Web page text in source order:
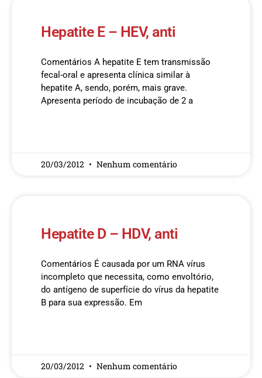
Hepatite E – HEV, anti
Comentários A hepatite E tem transmissão
fecal-oral e apresenta clínica similar à
hepatite A, sendo, porém, mais grave.
Apresenta período de incubação de 2 a
20/03/2012 Nenhum comentário
Hepatite D – HDV, anti
Comentários É causada por um RNA vírus
incompleto que necessita, como envoltório,
do antígeno de superfície do vírus da hepatite
B para sua expressão. Em
20/03/2012 Nenhum comentário